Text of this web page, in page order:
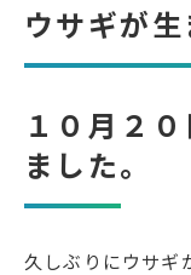
年間スケジュー
教科ガイド
保健室より
事務室より
保護者の方へ
ウサギが生
１０月２
ました。
久しぶりにウサギ